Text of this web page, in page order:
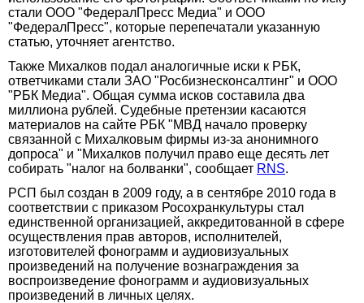
стали ООО "ФедералПресс Медиа" и ООО
"ФедералПресс", которые перепечатали указанную
статью, уточняет агентство.
Также Михалков подал аналогичные иски к РБК,
ответчиками стали ЗАО "Росбизнесконсалтинг" и ООО
"РБК Медиа". Общая сумма исков составила два
миллиона рублей. Судебные претензии касаются
материалов на сайте РБК "МВД начало проверку
связанной с Михалковым фирмы из-за анонимного
допроса" и "Михалков получил право еще десять лет
собирать "налог на болванки", сообщает RNS.
РСП был создан в 2009 году, а в сентябре 2010 года в
соответствии с приказом Росохранкультуры стал
единственной организацией, аккредитованной в сфере
осуществления прав авторов, исполнителей,
изготовителей фонограмм и аудиовизуальных
произведений на получение вознаграждения за
воспроизведение фонограмм и аудиовизуальных
произведений в личных целях.